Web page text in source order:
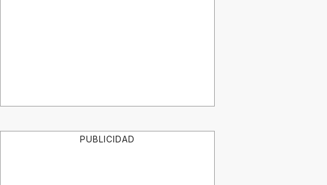
PUBLICIDAD